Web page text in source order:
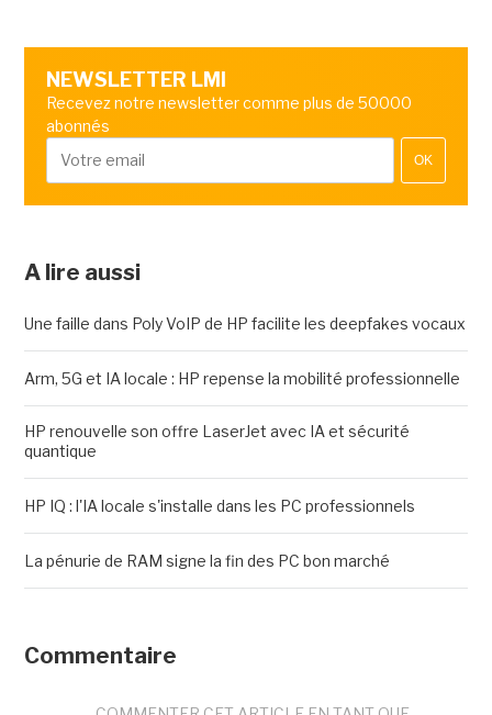
NEWSLETTER LMI
Recevez notre newsletter comme plus de 50000
abonnés
OK
A lire aussi
Une faille dans Poly VoIP de HP facilite les deepfakes vocaux
Arm, 5G et IA locale : HP repense la mobilité professionnelle
HP renouvelle son offre LaserJet avec IA et sécurité
quantique
HP IQ : l'IA locale s'installe dans les PC professionnels
La pénurie de RAM signe la fin des PC bon marché
Commentaire